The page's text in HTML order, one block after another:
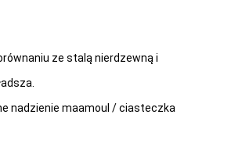
ze stalą nierdzewną i
nadzienie maamoul / ciasteczka